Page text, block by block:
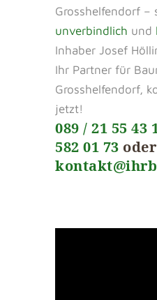
Grosshelfendorf –
unverbindlich und
Inhaber Josef
Ihr Partner für
Grosshelfendorf,
jetzt!
089 / 21 55 43
582 01 73